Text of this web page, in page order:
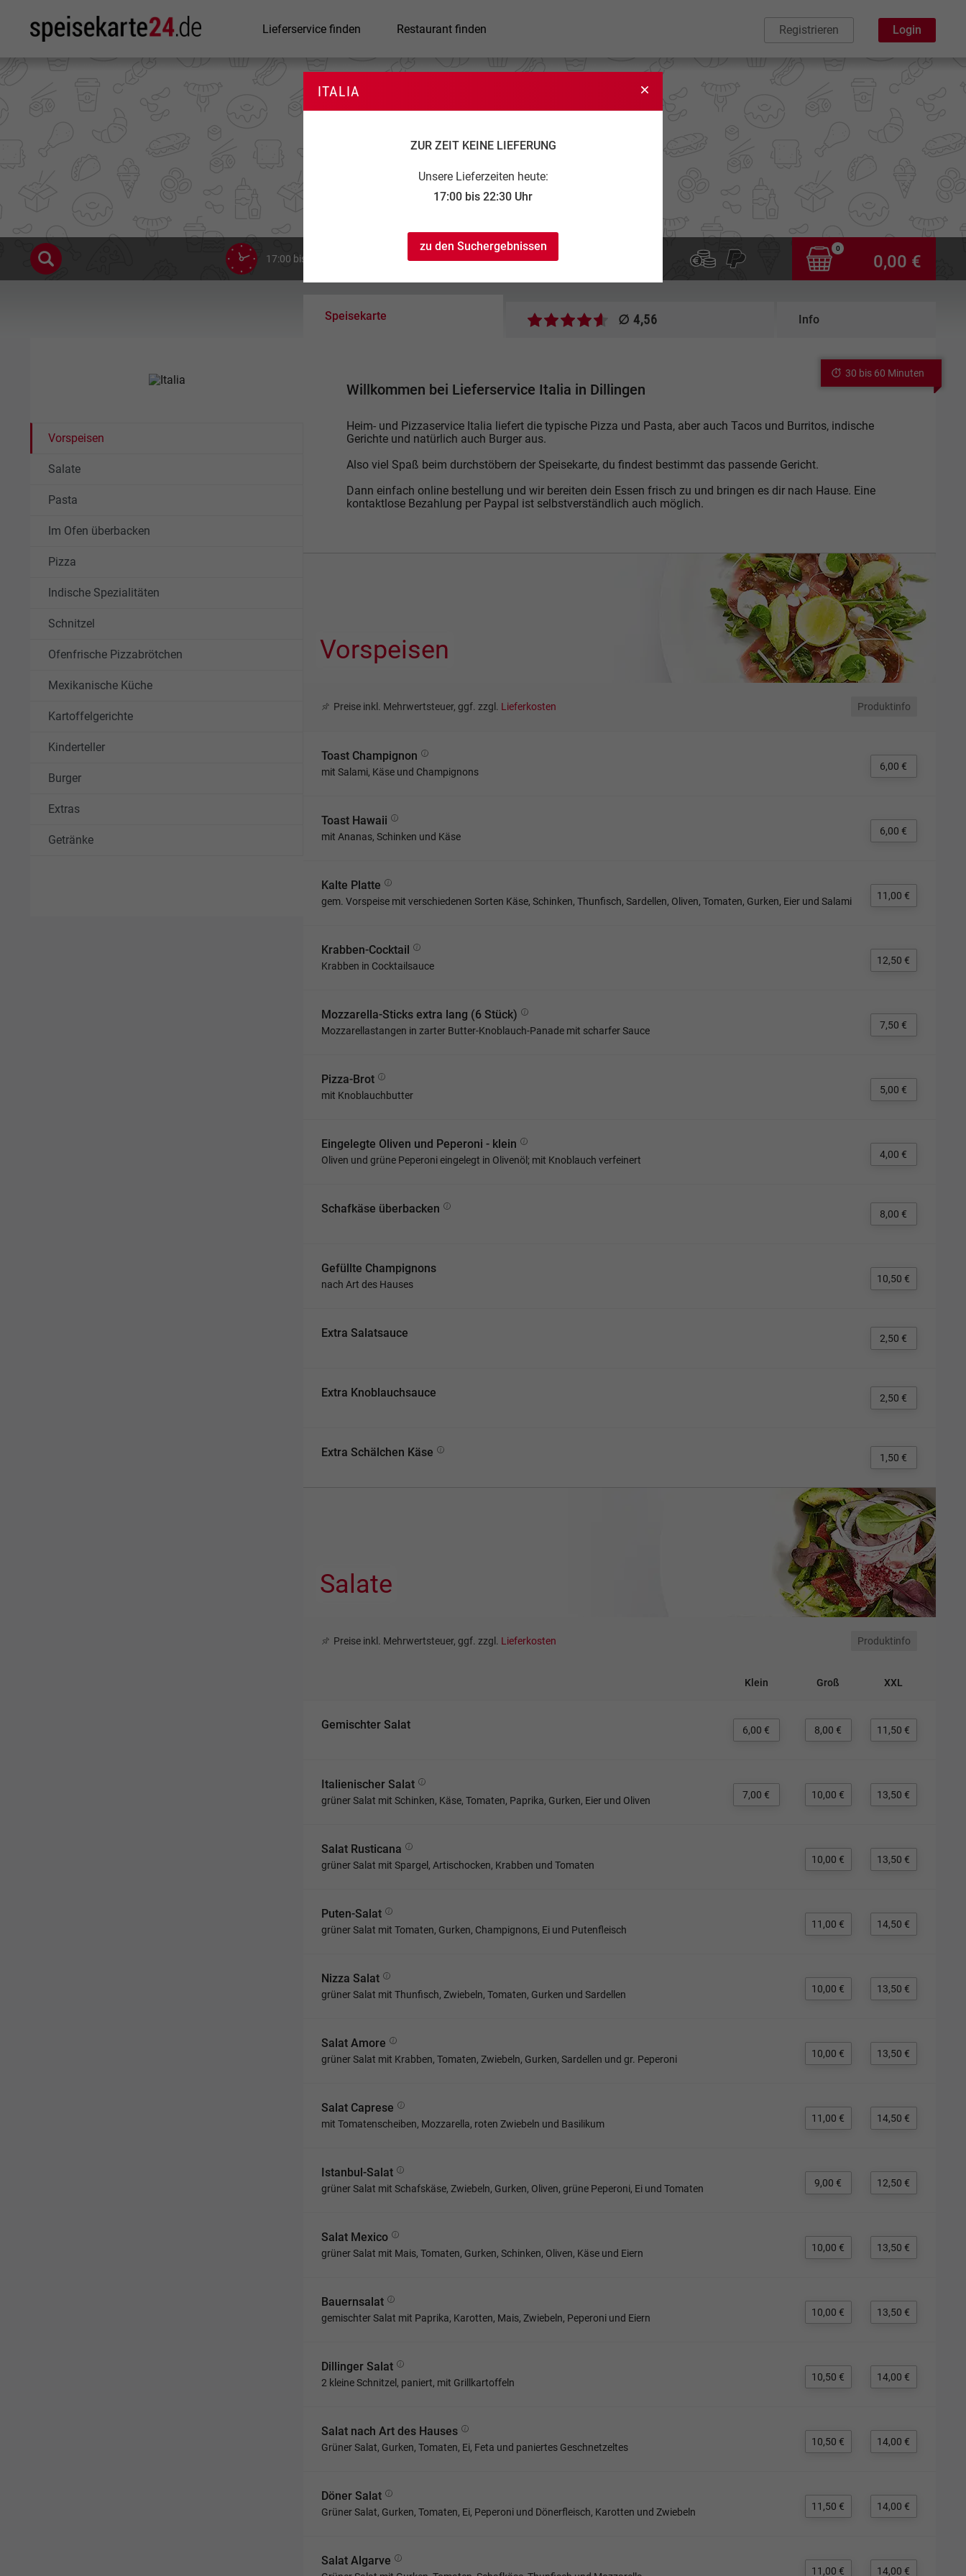
Lieferservice finden Restaurant finden Registrieren Login
ITALIA
ZUR ZEIT KEINE LIEFERUNG
Unsere Lieferzeiten heute:
17:00 bis 22:30 Uhr
zu den Suchergebnissen
Italia
17:00 bis 22:30 25,00 €
3,00 €
(ab 30,00 € frei)
0
0,00 €
Speisekarte ∅ 4,56 Info
Vorspeisen
Salate
Pasta
Im Ofen überbacken
Pizza
Indische Spezialitäten
Schnitzel
Ofenfrische Pizzabrötchen
Mexikanische Küche
Kartoffelgerichte
Kinderteller
Burger
Extras
Getränke
Willkommen bei Lieferservice Italia in Dillingen
Heim- und Pizzaservice Italia liefert die typische Pizza und Pasta, aber auch Tacos und Burritos, indische
Gerichte und natürlich auch Burger aus.
Also viel Spaß beim durchstöbern der Speisekarte, du findest bestimmt das passende Gericht.
Dann einfach online bestellung und wir bereiten dein Essen frisch zu und bringen es dir nach Hause. Eine
kontaktlose Bezahlung per Paypal ist selbstverständlich auch möglich.
30 bis 60 Minuten
Vorspeisen
Preise inkl. Mehrwertsteuer, ggf. zzgl. Lieferkosten Produktinfo
Toast Champignon
mit Salami, Käse und Champignons 6,00 €
Toast Hawaii
mit Ananas, Schinken und Käse 6,00 €
Kalte Platte
gem. Vorspeise mit verschiedenen Sorten Käse, Schinken, Thunfisch, Sardellen, Oliven, Tomaten, Gurken, Eier und Salami 11,00 €
Krabben-Cocktail
Krabben in Cocktailsauce 12,50 €
Mozzarella-Sticks extra lang (6 Stück)
Mozzarellastangen in zarter Butter-Knoblauch-Panade mit scharfer Sauce 7,50 €
Pizza-Brot
mit Knoblauchbutter 5,00 €
Eingelegte Oliven und Peperoni - klein
Oliven und grüne Peperoni eingelegt in Olivenöl; mit Knoblauch verfeinert 4,00 €
Schafkäse überbacken 8,00 €
Gefüllte Champignons
nach Art des Hauses 10,50 €
Extra Salatsauce 2,50 €
Extra Knoblauchsauce 2,50 €
Extra Schälchen Käse 1,50 €
Salate
Preise inkl. Mehrwertsteuer, ggf. zzgl. Lieferkosten Produktinfo
Klein Groß XXL
Gemischter Salat 6,00 € 8,00 € 11,50 €
Italienischer Salat
grüner Salat mit Schinken, Käse, Tomaten, Paprika, Gurken, Eier und Oliven 7,00 € 10,00 € 13,50 €
Salat Rusticana
grüner Salat mit Spargel, Artischocken, Krabben und Tomaten 10,00 € 13,50 €
Puten-Salat
grüner Salat mit Tomaten, Gurken, Champignons, Ei und Putenfleisch 11,00 € 14,50 €
Nizza Salat
grüner Salat mit Thunfisch, Zwiebeln, Tomaten, Gurken und Sardellen 10,00 € 13,50 €
Salat Amore
grüner Salat mit Krabben, Tomaten, Zwiebeln, Gurken, Sardellen und gr. Peperoni 10,00 € 13,50 €
Salat Caprese
mit Tomatenscheiben, Mozzarella, roten Zwiebeln und Basilikum 11,00 € 14,50 €
Istanbul-Salat
grüner Salat mit Schafskäse, Zwiebeln, Gurken, Oliven, grüne Peperoni, Ei und Tomaten 9,00 € 12,50 €
Salat Mexico
grüner Salat mit Mais, Tomaten, Gurken, Schinken, Oliven, Käse und Eiern 10,00 € 13,50 €
Bauernsalat
gemischter Salat mit Paprika, Karotten, Mais, Zwiebeln, Peperoni und Eiern 10,00 € 13,50 €
Dillinger Salat
2 kleine Schnitzel, paniert, mit Grillkartoffeln 10,50 € 14,00 €
Salat nach Art des Hauses
Grüner Salat, Gurken, Tomaten, Ei, Feta und paniertes Geschnetzeltes 10,50 € 14,00 €
Döner Salat
Grüner Salat, Gurken, Tomaten, Ei, Peperoni und Dönerfleisch, Karotten und Zwiebeln 11,50 € 14,00 €
Salat Algarve
11,00 € 14,00 €